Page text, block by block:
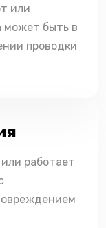
или
может быть в
проводки
работает